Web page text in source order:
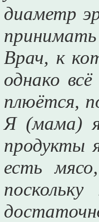
диаметр
Врач, к
однако
плюётся,
Я (мама)
продукты
есть